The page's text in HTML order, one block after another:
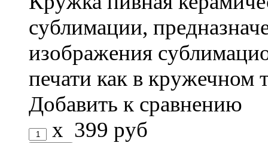
сублимации,
изображения
печати как в кружечном
Добавить к сравнению
x 399 руб